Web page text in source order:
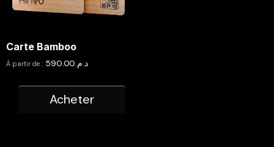
Carte Bamboo
À partir de : د.م. 590.00
Acheter